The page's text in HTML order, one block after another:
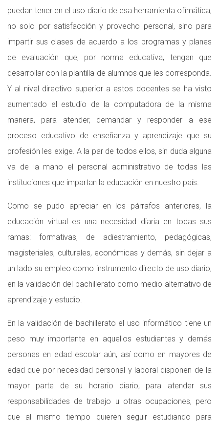
puedan tener en el uso diario de esa herramienta ofimática,
no solo por satisfacción y provecho personal, sino para
impartir sus clases de acuerdo a los programas y planes
de evaluación que, por norma educativa, tengan que
desarrollar con la plantilla de alumnos que les corresponda.
Y al nivel directivo superior a estos docentes se ha visto
aumentado el estudio de la computadora de la misma
manera, para atender, demandar y responder a ese
proceso educativo de enseñanza y aprendizaje que su
profesión les exige. A la par de todos ellos, sin duda alguna
va de la mano el personal administrativo de todas las
instituciones que impartan la educación en nuestro país.
Como se pudo apreciar en los párrafos anteriores, la
educación virtual es una necesidad diaria en todas sus
ramas: formativas, de adiestramiento, pedagógicas,
magisteriales, culturales, económicas y demás, sin dejar a
un lado su empleo como instrumento directo de uso diario,
en la validación del bachillerato como medio alternativo de
aprendizaje y estudio.
En la validación de bachillerato el uso informático tiene un
peso muy importante en aquellos estudiantes y demás
personas en edad escolar aún, así como en mayores de
edad que por necesidad personal y laboral disponen de la
mayor parte de su horario diario, para atender sus
responsabilidades de trabajo u otras ocupaciones, pero
que al mismo tiempo quieren seguir estudiando para